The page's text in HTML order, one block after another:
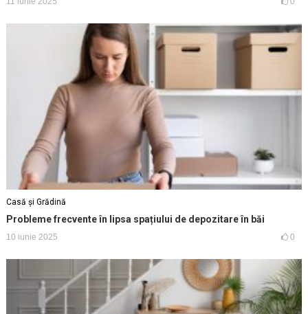
Casă și Grădină
Probleme frecvente în lipsa spațiului de depozitare în băi
10 iunie 2025 0